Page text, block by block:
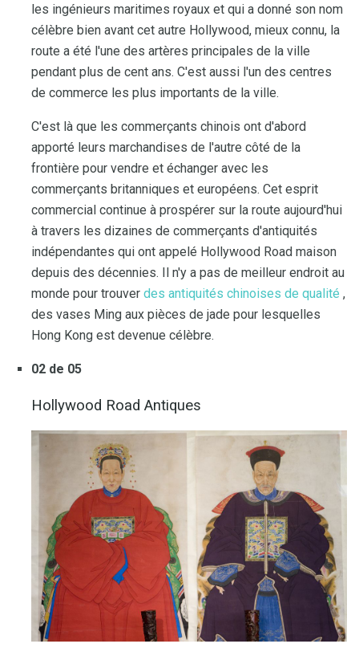
les ingénieurs maritimes royaux et qui a donné son nom
célèbre bien avant cet autre Hollywood, mieux connu, la
route a été l'une des artères principales de la ville
pendant plus de cent ans. C'est aussi l'un des centres
de commerce les plus importants de la ville.
C'est là que les commerçants chinois ont d'abord
apporté leurs marchandises de l'autre côté de la
frontière pour vendre et échanger avec les
commerçants britanniques et européens. Cet esprit
commercial continue à prospérer sur la route aujourd'hui
à travers les dizaines de commerçants d'antiquités
indépendantes qui ont appelé Hollywood Road maison
depuis des décennies. Il n'y a pas de meilleur endroit au
monde pour trouver des antiquités chinoises de qualité ,
des vases Ming aux pièces de jade pour lesquelles
Hong Kong est devenue célèbre.
02 de 05
Hollywood Road Antiques